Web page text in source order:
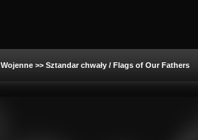
Wojenne >> Sztandar chwały / Flags of Our Fathers